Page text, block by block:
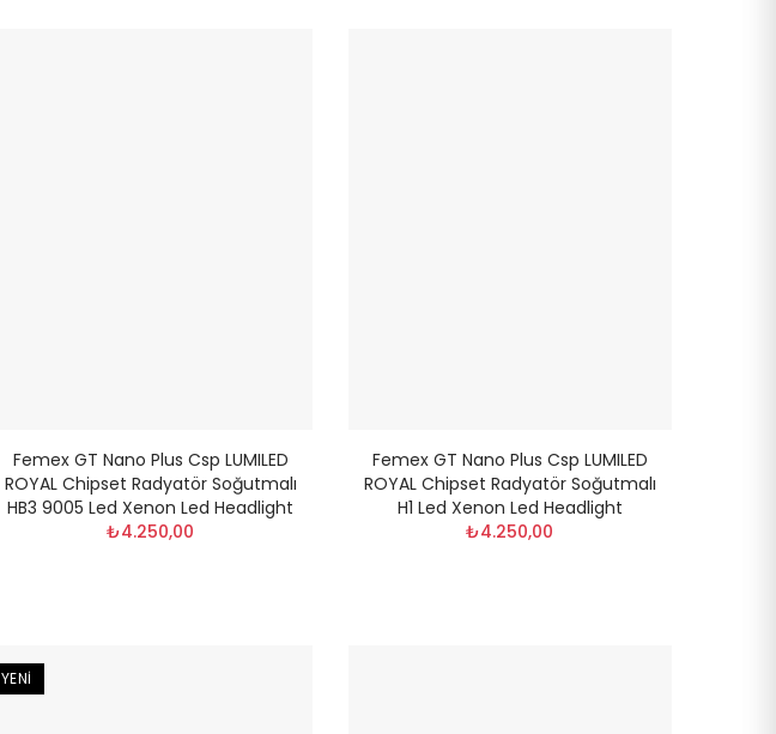
Femex GT Nano Plus Csp LUMILED
ROYAL Chipset Radyatör Soğutmalı
HB3 9005 Led Xenon Led Headlight
₺4.250,00
Femex GT Nano Plus Csp LUMILED
ROYAL Chipset Radyatör Soğutmalı
H1 Led Xenon Led Headlight
₺4.250,00
YENI